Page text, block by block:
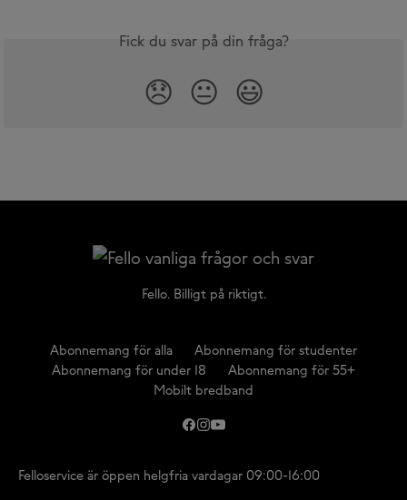
Fick du svar på din fråga?
😞 😐 😃
Fello. Billigt på riktigt.
Abonnemang för alla
Abonnemang för studenter
Abonnemang för under 18
Abonnemang för 55+
Mobilt bredband
Felloservice är öppen helgfria vardagar 09:00-16:00